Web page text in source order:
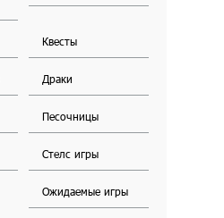
Квесты
Драки
Песочницы
Стелс игры
Ожидаемые игры